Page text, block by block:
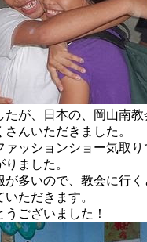
たが、日本の、岡山南
んいただきました。
ァッションショー気取
ました。
が多いので、教会に行
ただきます。
ございました！